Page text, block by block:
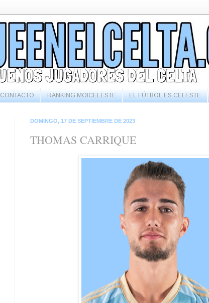
CONTACTO RANKING MOICELESTE EL FÚTBOL ES CELESTE
DOMINGO, 17 DE SEPTIEMBRE DE 2023
THOMAS CARRIQUE